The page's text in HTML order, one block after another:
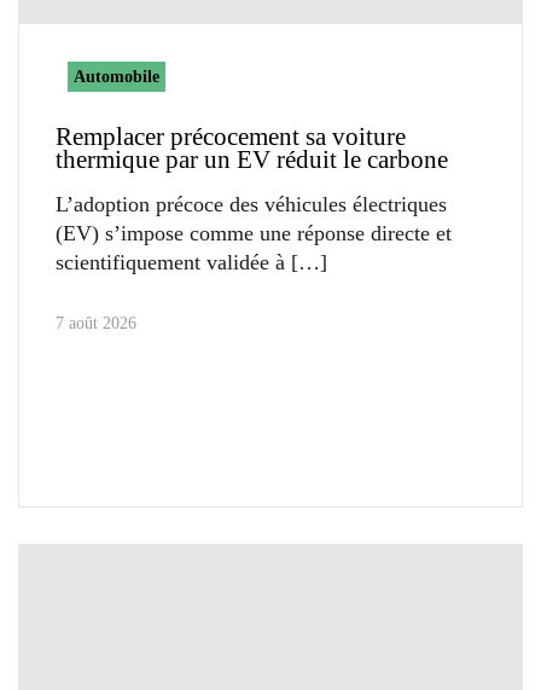
Automobile
Remplacer précocement sa voiture
thermique par un EV réduit le carbone
L’adoption précoce des véhicules électriques
(EV) s’impose comme une réponse directe et
scientifiquement validée à
7 août 2026